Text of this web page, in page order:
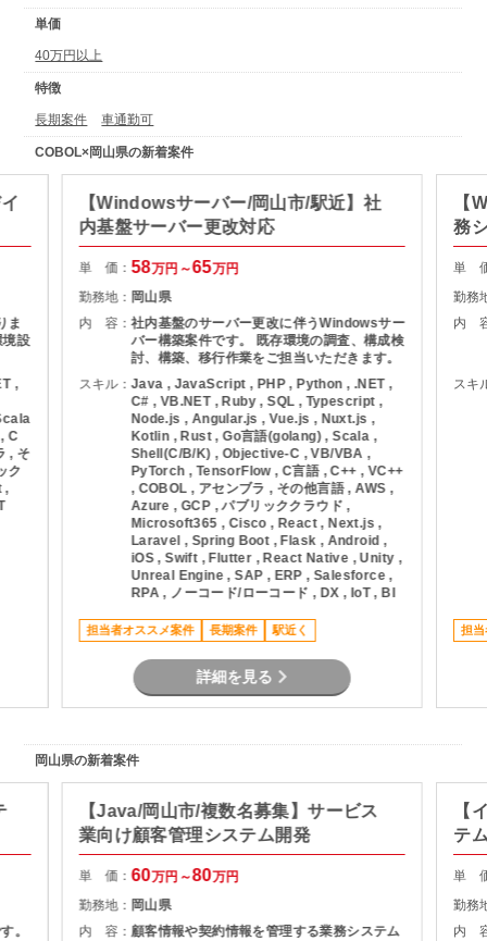
単価
40万円以上
特徴
長期案件 車通勤可
COBOL×岡山県の新着案件
ま
境設
,
C
, そ
ク
,
【Windowsサーバー/岡山市/駅近】社
内基盤サーバー更改対応
単 価：58万円～65万円
勤務地： 岡山県
内 容：社内基盤のサーバー更改に伴うWindowsサー
バー構築案件です。 既存環境の調査、構成検
討、構築、移行作業をご担当いただきます。
スキル：Java , JavaScript , PHP , Python , .NET ,
C# , VB.NET , Ruby , SQL , Typescript ,
Node.js , Angular.js , Vue.js , Nuxt.js ,
Kotlin , Rust , Go言語(golang) , Scala ,
Shell(C/B/K) , Objective-C , VB/VBA ,
PyTorch , TensorFlow , C言語 , C++ , VC++
, COBOL , アセンブラ , その他言語 , AWS ,
Azure , GCP , パブリッククラウド ,
Microsoft365 , Cisco , React , Next.js ,
Laravel , Spring Boot , Flask , Android ,
iOS , Swift , Flutter , React Native , Unity ,
Unreal Engine , SAP , ERP , Salesforce ,
RPA , ノーコード/ローコード , DX , IoT , BI
担当者オススメ案件 長期案件 駅近く
詳細を見る
【
務
単
勤務
内
スキ
担当
岡山県の新着案件
。
【Java/岡山市/複数名募集】サービス
業向け顧客管理システム開発
単 価：60万円～80万円
勤務地： 岡山県
内 容： 顧客情報や契約情報を管理する業務システム
【
テ
単
勤務
内